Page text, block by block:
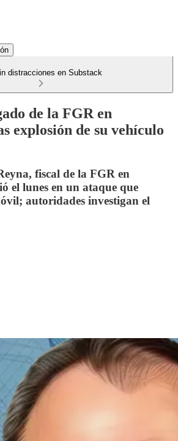
distracciones en Substack
de la FGR en
explosión de su vehículo
fiscal de la FGR en
el lunes en un ataque que
autoridades investigan el